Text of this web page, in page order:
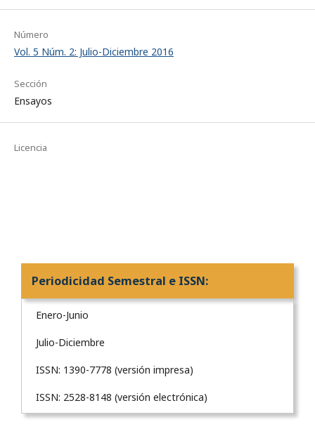
Número
Vol. 5 Núm. 2: Julio-Diciembre 2016
Sección
Ensayos
Licencia
Periodicidad Semestral e ISSN:
Enero-Junio
Julio-Diciembre
ISSN: 1390-7778 (versión impresa)
ISSN: 2528-8148 (versión electrónica)